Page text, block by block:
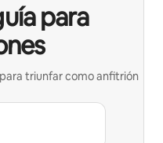
para
triunfar como anfitrión